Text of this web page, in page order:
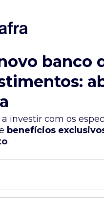
banco
investir com os
benefícios
.